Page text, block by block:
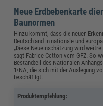
Neue Erdbebenkarte
Baunormen
Hinzu kommt, dass die neuen
Deutschland in nationale und
„Diese Neueinschätzung wird
sagt Fabrice Cotton vom GFZ. So
Bestandteil des Nationalen
1/NA, die sich mit der Auslegung
beschäftigt.
Produktempfehlung: